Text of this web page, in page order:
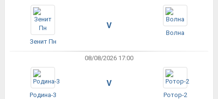
Зенит Пн
V
Волна
08/08/2026 17:00
Родина-3
V
Ротор-2